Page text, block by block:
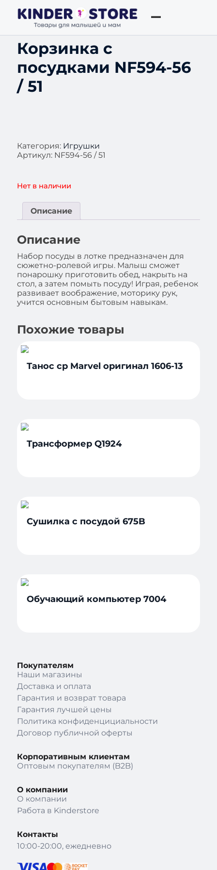
Корзинка с
посудками NF594-56
/ 51
Категория: Игрушки
Артикул: NF594-56 / 51
Нет в наличии
Описание
Описание
Набор посуды в лотке предназначен для
сюжетно-ролевой игры. Малыш сможет
понарошку приготовить обед, накрыть на
стол, а затем помыть посуду! Играя, ребенок
развивает воображение, моторику рук,
учится основным бытовым навыкам.
Похожие товары
Танос ср Marvel оригинал 1606-13
Трансформер Q1924
Сушилка с посудой 675B
Обучающий компьютер 7004
Покупателям
Наши магазины
Доставка и оплата
Гарантия и возврат товара
Гарантия лучшей цены
Политика конфиденцициальности
Договор публичной оферты
Корпоративным клиентам
Оптовым покупателям (B2B)
О компании
О компании
Работа в Kinderstore
Контакты
10:00-20:00, ежедневно